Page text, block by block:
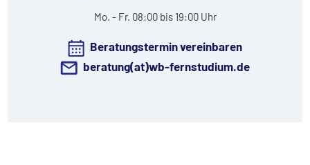
Mo. - Fr. 08:00 bis 19:00 Uhr
Beratungstermin vereinbaren
beratung(at)wb-fernstudium.de